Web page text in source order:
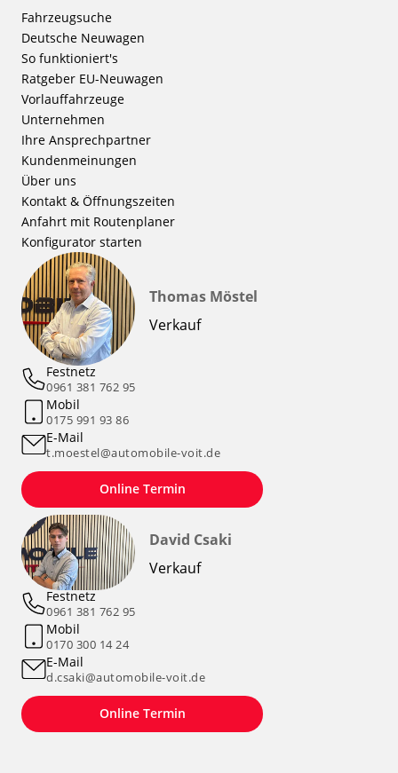
Fahrzeugsuche
Deutsche Neuwagen
So funktioniert's
Ratgeber EU-Neuwagen
Vorlauffahrzeuge
Unternehmen
Ihre Ansprechpartner
Kundenmeinungen
Über uns
Kontakt & Öffnungszeiten
Anfahrt mit Routenplaner
Konfigurator starten
Thomas Möstel
Verkauf
Festnetz
0961 381 762 95
Mobil
0175 991 93 86
E-Mail
t.moestel@automobile-voit.de
Online Termin
David Csaki
Verkauf
Festnetz
0961 381 762 95
Mobil
0170 300 14 24
E-Mail
d.csaki@automobile-voit.de
Online Termin